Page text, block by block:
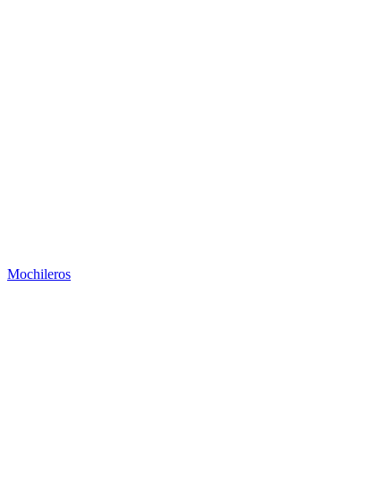
Mochileros